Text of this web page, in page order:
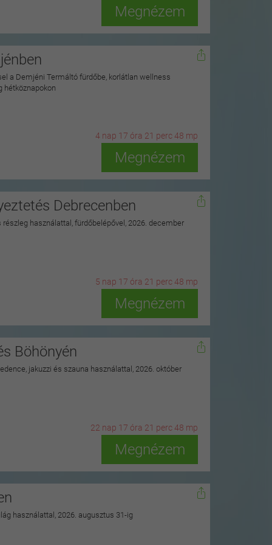
Megnézem
a Demjéni Termáltó fürdőbe, korlátlan wellness
hétköznapokon
4 nap 17 óra 21 perc46 mp
Megnézem
Debrecenben
használattal, fürdőbelépővel, 2026. december
5 nap 17 óra 21 perc46 mp
Megnézem
Böhönyén
jakuzzi és szauna használattal, 2026. október
22 nap 17 óra 21 perc46 mp
Megnézem
használattal, 2026. augusztus 31-ig